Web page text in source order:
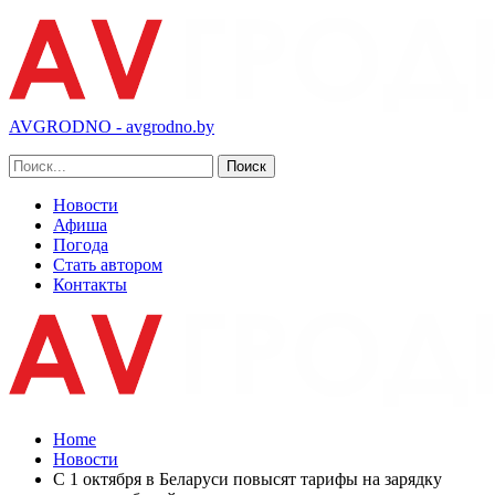
AVGRODNO - avgrodno.by
Новости
Афиша
Погода
Стать автором
Контакты
Home
Новости
С 1 октября в Беларуси повысят тарифы на зарядку